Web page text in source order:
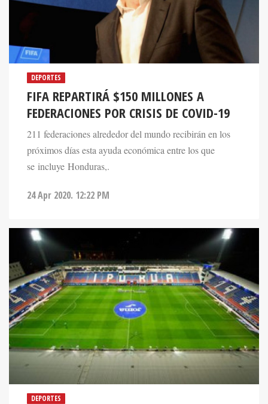
DEPORTES
FIFA REPARTIRÁ $150 MILLONES A
FEDERACIONES POR CRISIS DE COVID-19
211 federaciones alrededor del mundo recibirán en los
próximos días esta ayuda económica entre los que
se incluye Honduras,.
24 Apr 2020. 12:22 PM
DEPORTES